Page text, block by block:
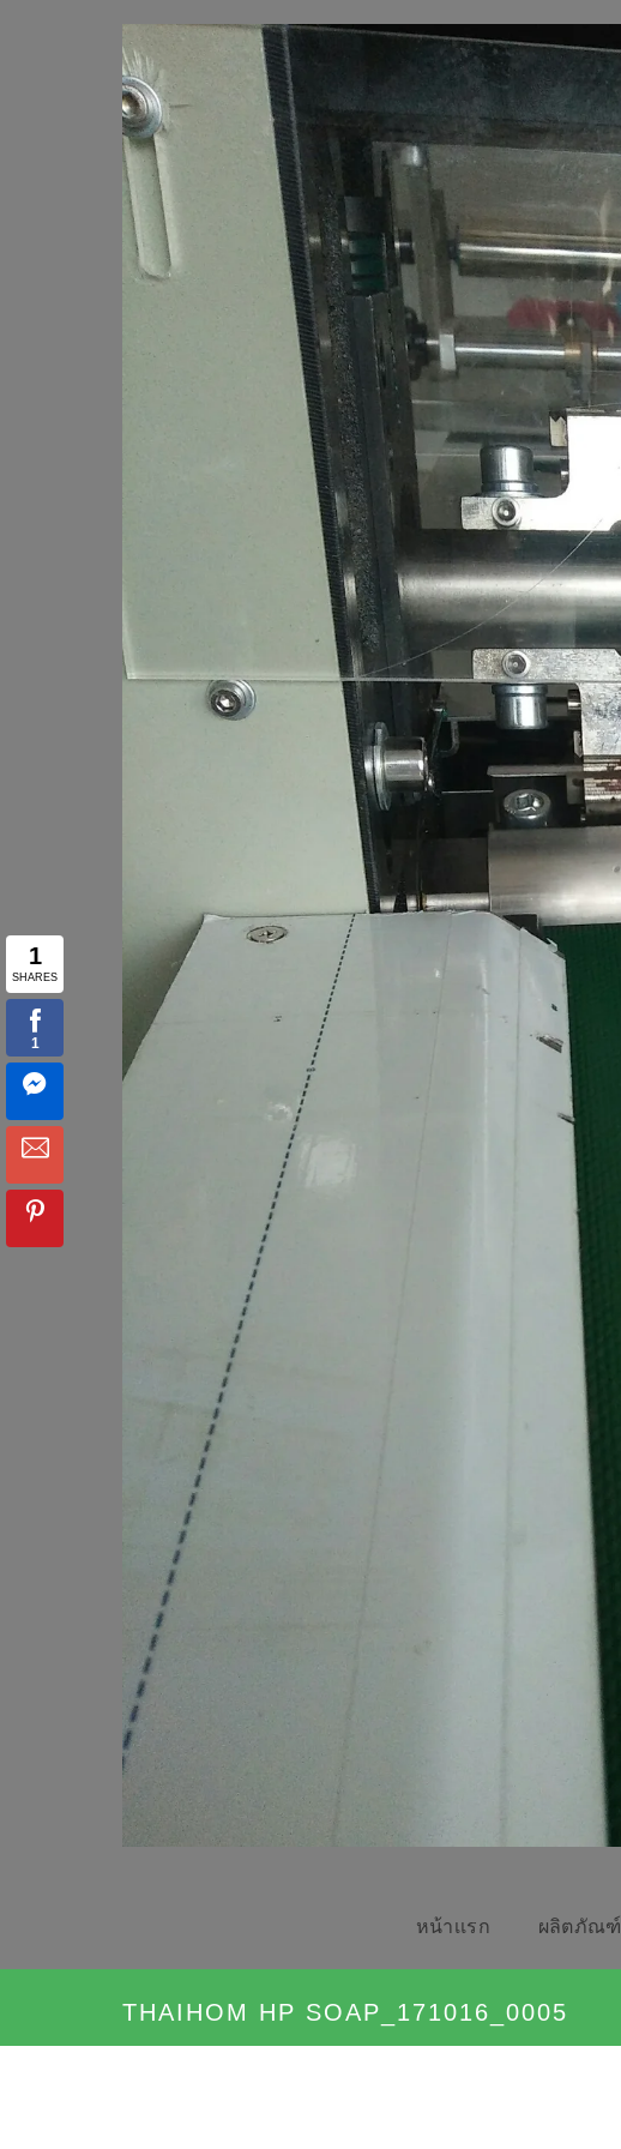
หน้าเเรก ผลิตภัณฑ์
THAIHOM HP SOAP_171016_0005